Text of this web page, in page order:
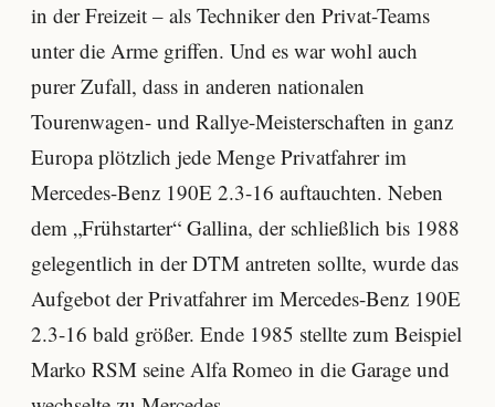
in der Freizeit – als Techniker den Privat-Teams
unter die Arme griffen. Und es war wohl auch
purer Zufall, dass in anderen nationalen
Tourenwagen- und Rallye-Meisterschaften in ganz
Europa plötzlich jede Menge Privatfahrer im
Mercedes-Benz 190E 2.3-16 auftauchten. Neben
dem „Frühstarter“ Gallina, der schließlich bis 1988
gelegentlich in der DTM antreten sollte, wurde das
Aufgebot der Privatfahrer im Mercedes-Benz 190E
2.3-16 bald größer. Ende 1985 stellte zum Beispiel
Marko RSM seine Alfa Romeo in die Garage und